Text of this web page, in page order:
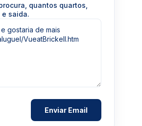
quantos quartos,
saida.